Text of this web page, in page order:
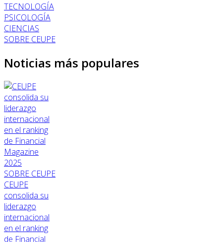
TECNOLOGÍA
PSICOLOGÍA
CIENCIAS
SOBRE CEUPE
Noticias más populares
SOBRE CEUPE
CEUPE
consolida su
liderazgo
internacional
en el ranking
de Financial